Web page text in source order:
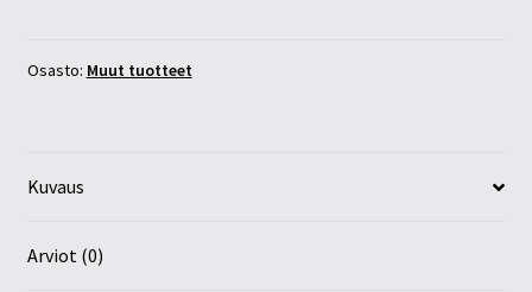
Osasto: Muut tuotteet
Kuvaus
Arviot (0)